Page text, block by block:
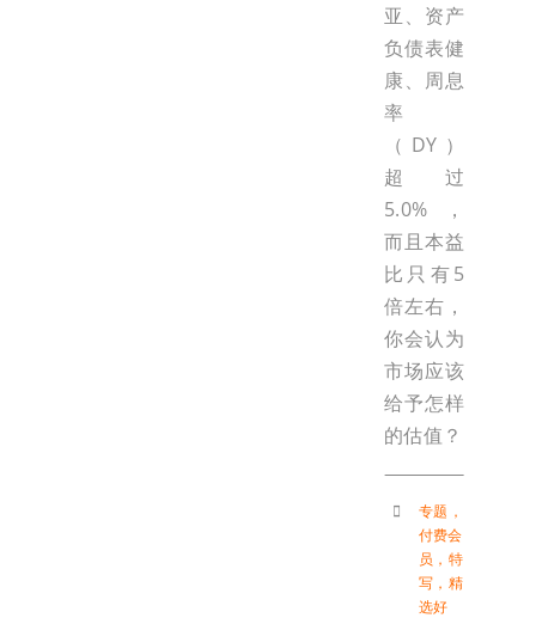
亚、资产
负债表健
康、周息
率
（DY）
超过
5.0%，
而且本益
比只有5
倍左右，
你会认为
市场应该
给予怎样
的估值？
专题 ，
付费会
员 ， 特
写 ， 精
选好